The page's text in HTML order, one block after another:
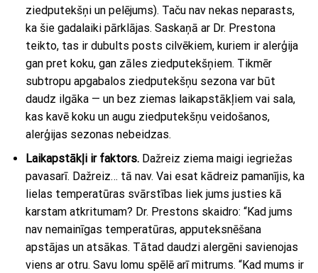
ziedputekšņi un pelējums). Taču nav nekas neparasts,
ka šie gadalaiki pārklājas. Saskaņā ar Dr. Prestona
teikto, tas ir dubults posts cilvēkiem, kuriem ir alerģija
gan pret koku, gan zāles ziedputekšņiem. Tikmēr
subtropu apgabalos ziedputekšņu sezona var būt
daudz ilgāka — un bez ziemas laikapstākļiem vai sala,
kas kavē koku un augu ziedputekšņu veidošanos,
alerģijas sezonas nebeidzas.
Laikapstākļi ir faktors.Dažreiz ziema maigi iegriežas
pavasarī. Dažreiz… tā nav. Vai esat kādreiz pamanījis, ka
lielas temperatūras svārstības liek jums justies kā
karstam atkritumam? Dr. Prestons skaidro: “Kad jums
nav nemainīgas temperatūras, apputeksnēšana
apstājas un atsākas. Tātad daudzi alergēni savienojas
viens ar otru. Savu lomu spēlē arī mitrums. “Kad mums ir